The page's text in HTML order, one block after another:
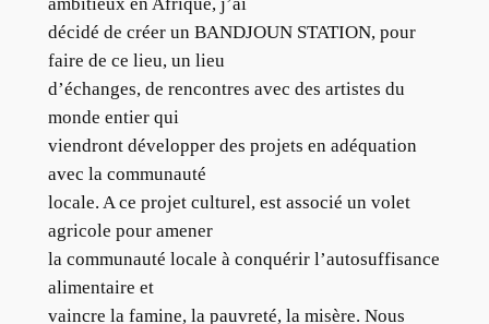
décidé de créer un BANDJOUN STATION, pour
faire de ce lieu, un lieu
d’échanges, de rencontres avec des artistes du
monde entier qui
viendront développer des projets en adéquation
avec la communauté
locale. A ce projet culturel, est associé un volet
agricole pour amener
la communauté locale à conquérir l’autosuffisance
alimentaire et
vaincre la famine, la pauvreté, la misère. Nous